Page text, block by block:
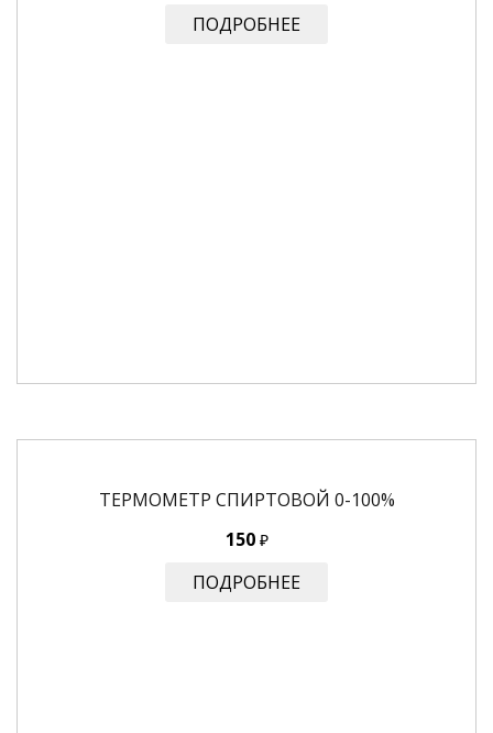
ПОДРОБНЕЕ
ТЕРМОМЕТР СПИРТОВОЙ 0-100%
150 ₽
ПОДРОБНЕЕ